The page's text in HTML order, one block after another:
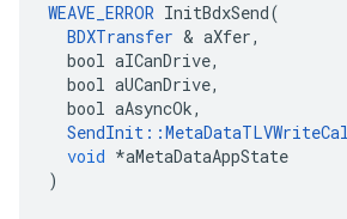
WEAVE_ERROR InitBdxSend(
BDXTransfer & aXfer,
bool aICanDrive,
bool aUCanDrive,
bool aAsyncOk,
SendInit ::
void *aMetaDataAppState
)